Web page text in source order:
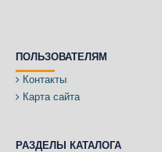
ПОЛЬЗОВАТЕЛЯМ
Контакты
Карта сайта
РАЗДЕЛЫ КАТАЛОГА